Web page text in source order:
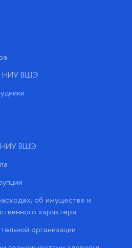
НИУ ВШЭ
НИУ ВШЭ
об имуществе и
характера
организации